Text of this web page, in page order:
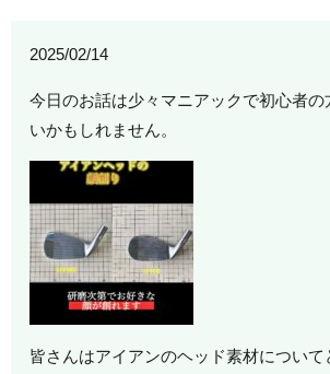
2025/02/14
今日のお話は少々マニアックで初心者の
いかもしれません。
皆さんはアイアンのヘッド素材について